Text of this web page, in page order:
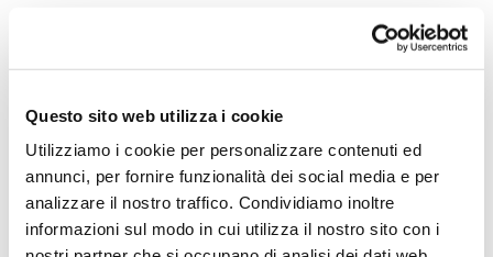
Questo sito web utilizza i cookie
Utilizziamo i cookie per personalizzare contenuti ed
annunci, per fornire funzionalità dei social media e per
analizzare il nostro traffico. Condividiamo inoltre
informazioni sul modo in cui utilizza il nostro sito con i
La “Coppa Città di Morciano” si preannuncia
come un appuntamento imperdibile per tutti
desiderano trascorrere una giornata
all’insegna dello sport, del divertimento e della
scoperta delle bellezze paesaggistiche della
Romagna.
Non perdete l’occasione di partecipare a